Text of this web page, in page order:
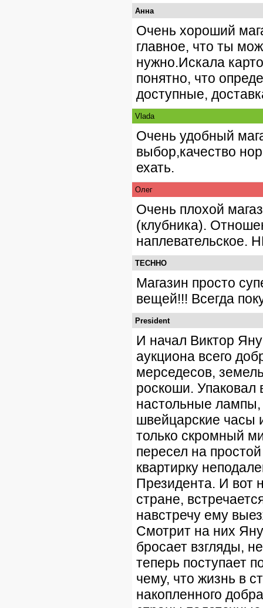
Анна
Очень хороший
главное, что ты
нужно.Искала
понятно, что
доступные,
Vlada
Очень удобный
выбор,качество
ехать.
Олег
Очень плохой
(клубника).
TECHHO
Магазин просто
вещей!!! Всегда
President
И начал Виктор
аукциона всего
мерседесов,
роскоши.
настольные
швейцарские часы
только скромный
пересел на
квартирку
Президента. И вот
стране,
навстречу ему
Смотрит на них
бросает взгляды,
теперь поступает
чему, что жизнь в
накопленного